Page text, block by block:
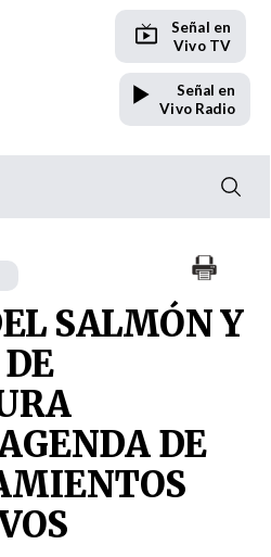
Señal en
Vivo TV
Señal en
Vivo Radio
SALMÓN Y
DE